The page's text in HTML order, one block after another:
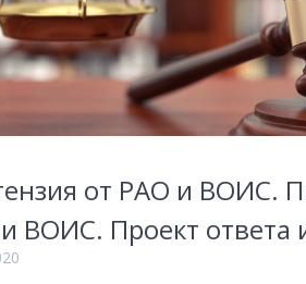
от РАО и ВОИС.
ВОИС. Проект ответа